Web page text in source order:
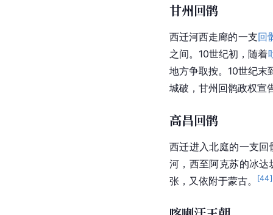
甘州回鹘
西迁河西走廊的一支回
之间。10世纪初，随着
地方争取按。10世纪末
城破， 甘州回鹘政权宣
高昌回鹘
西迁进入北庭的一支回
河 ，西至阿克苏的冰达
张，又依附于蒙古。
[44]